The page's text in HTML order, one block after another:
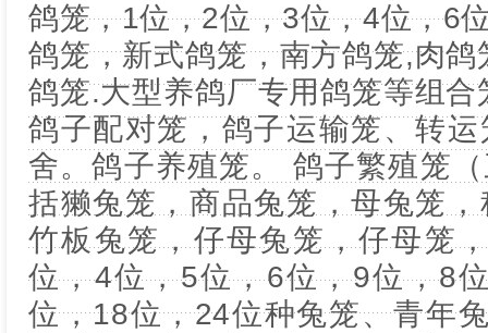
鸽笼，1位，2位，3位，4位，6
鸽笼，新式鸽笼，南方鸽笼,肉
鸽笼.大型养鸽厂专用鸽笼等组
鸽子配对笼，鸽子运输笼、转
舍。鸽子养殖笼。 鸽子繁殖笼
括獭兔笼，商品兔笼，母兔笼
竹板兔笼，仔母兔笼，仔母笼
位，4位，5位，6位，9位，8
位，18位，24位种兔笼、青年